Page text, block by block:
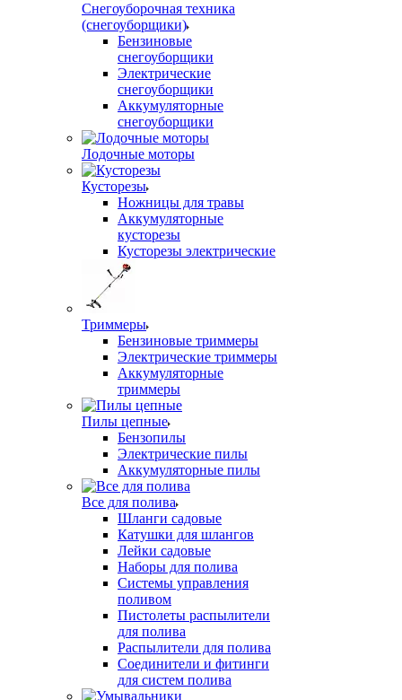
Снегоуборочная техника
(снегоуборщики)
Бензиновые
снегоуборщики
Электрические
снегоуборщики
Аккумуляторные
снегоуборщики
Лодочные моторы
Кусторезы
Ножницы для травы
Аккумуляторные
кусторезы
Кусторезы электрические
Триммеры
Бензиновые триммеры
Электрические триммеры
Аккумуляторные
триммеры
Пилы цепные
Бензопилы
Электрические пилы
Аккумуляторные пилы
Все для полива
Шланги садовые
Катушки для шлангов
Лейки садовые
Наборы для полива
Системы управления
поливом
Пистолеты распылители
для полива
Распылители для полива
Соединители и фитинги
для систем полива